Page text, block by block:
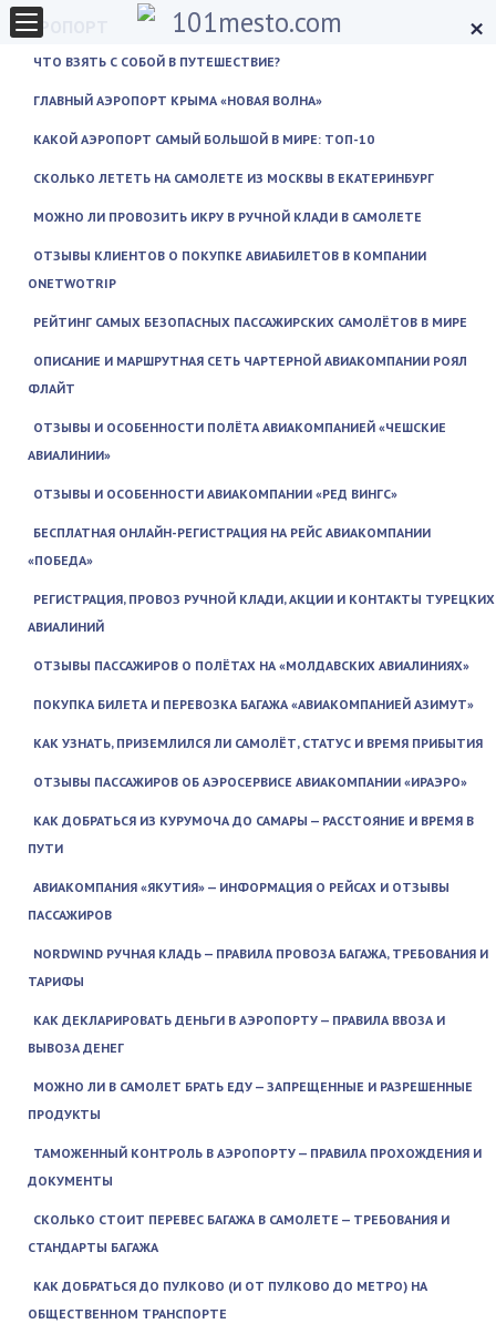
×
АЭРОПОРТ
ЧТО ВЗЯТЬ С СОБОЙ В ПУТЕШЕСТВИЕ?
ГЛАВНЫЙ АЭРОПОРТ КРЫМА «НОВАЯ ВОЛНА»
КАКОЙ АЭРОПОРТ САМЫЙ БОЛЬШОЙ В МИРЕ: ТОП-10
СКОЛЬКО ЛЕТЕТЬ НА САМОЛЕТЕ ИЗ МОСКВЫ В ЕКАТЕРИНБУРГ
МОЖНО ЛИ ПРОВОЗИТЬ ИКРУ В РУЧНОЙ КЛАДИ В САМОЛЕТЕ
ОТЗЫВЫ КЛИЕНТОВ О ПОКУПКЕ АВИАБИЛЕТОВ В КОМПАНИИ
ONETWOTRIP
РЕЙТИНГ САМЫХ БЕЗОПАСНЫХ ПАССАЖИРСКИХ САМОЛЁТОВ В МИРЕ
ОПИСАНИЕ И МАРШРУТНАЯ СЕТЬ ЧАРТЕРНОЙ АВИАКОМПАНИИ РОЯЛ
ФЛАЙТ
ОТЗЫВЫ И ОСОБЕННОСТИ ПОЛЁТА АВИАКОМПАНИЕЙ «ЧЕШСКИЕ
АВИАЛИНИИ»
ОТЗЫВЫ И ОСОБЕННОСТИ АВИАКОМПАНИИ «РЕД ВИНГС»
БЕСПЛАТНАЯ ОНЛАЙН-РЕГИСТРАЦИЯ НА РЕЙС АВИАКОМПАНИИ
«ПОБЕДА»
РЕГИСТРАЦИЯ, ПРОВОЗ РУЧНОЙ КЛАДИ, АКЦИИ И КОНТАКТЫ ТУРЕЦКИХ
АВИАЛИНИЙ
ОТЗЫВЫ ПАССАЖИРОВ О ПОЛЁТАХ НА «МОЛДАВСКИХ АВИАЛИНИЯХ»
ПОКУПКА БИЛЕТА И ПЕРЕВОЗКА БАГАЖА «АВИАКОМПАНИЕЙ АЗИМУТ»
КАК УЗНАТЬ, ПРИЗЕМЛИЛСЯ ЛИ САМОЛЁТ, СТАТУС И ВРЕМЯ ПРИБЫТИЯ
ОТЗЫВЫ ПАССАЖИРОВ ОБ АЭРОСЕРВИСЕ АВИАКОМПАНИИ «ИРАЭРО»
КАК ДОБРАТЬСЯ ИЗ КУРУМОЧА ДО САМАРЫ — РАССТОЯНИЕ И ВРЕМЯ В
ПУТИ
АВИАКОМПАНИЯ «ЯКУТИЯ» — ИНФОРМАЦИЯ О РЕЙСАХ И ОТЗЫВЫ
ПАССАЖИРОВ
NORDWIND РУЧНАЯ КЛАДЬ — ПРАВИЛА ПРОВОЗА БАГАЖА, ТРЕБОВАНИЯ И
ТАРИФЫ
КАК ДЕКЛАРИРОВАТЬ ДЕНЬГИ В АЭРОПОРТУ — ПРАВИЛА ВВОЗА И
ВЫВОЗА ДЕНЕГ
МОЖНО ЛИ В САМОЛЕТ БРАТЬ ЕДУ — ЗАПРЕЩЕННЫЕ И РАЗРЕШЕННЫЕ
ПРОДУКТЫ
ТАМОЖЕННЫЙ КОНТРОЛЬ В АЭРОПОРТУ — ПРАВИЛА ПРОХОЖДЕНИЯ И
ДОКУМЕНТЫ
СКОЛЬКО СТОИТ ПЕРЕВЕС БАГАЖА В САМОЛЕТЕ — ТРЕБОВАНИЯ И
СТАНДАРТЫ БАГАЖА
КАК ДОБРАТЬСЯ ДО ПУЛКОВО (И ОТ ПУЛКОВО ДО МЕТРО) НА
ОБЩЕСТВЕННОМ ТРАНСПОРТЕ